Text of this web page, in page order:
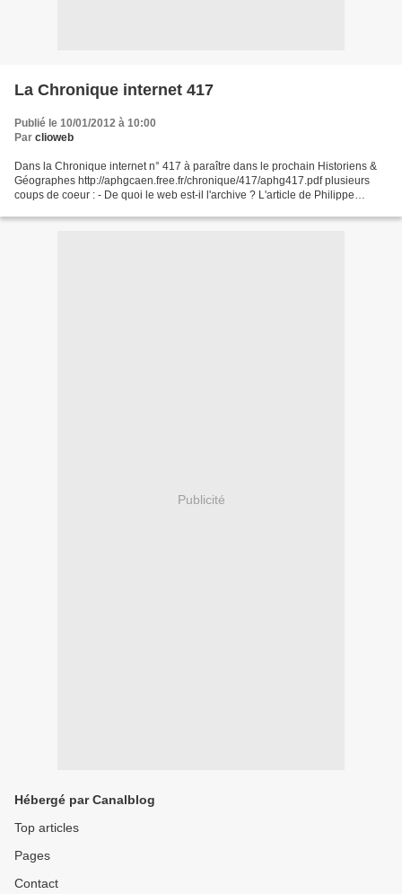
La Chronique internet 417
Publié le 10/01/2012 à 10:00
Par clioweb
Dans la Chronique internet n° 417 à paraître dans le prochain Historiens &
Géographes http://aphgcaen.free.fr/chronique/417/aphg417.pdf plusieurs
coups de coeur : - De quoi le web est-il l'archive ? L'article de Philippe
Publicité
Hébergé par Canalblog
Top articles
Pages
Contact